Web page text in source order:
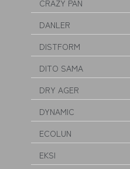
CRAZY PAN
DANLER
DISTFORM
DITO SAMA
DRY AGER
DYNAMIC
ECOLUN
EKSI